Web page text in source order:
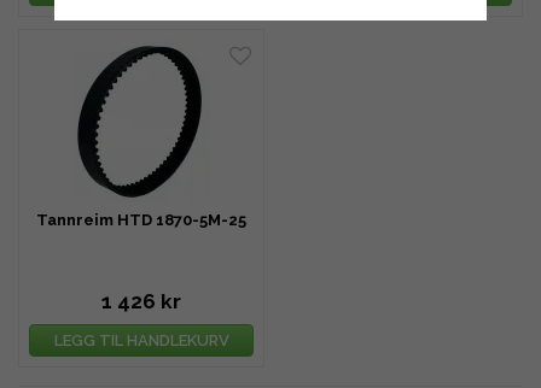
Tannreim HTD 1870-5M-25
1 426 kr
LEGG TIL HANDLEKURV